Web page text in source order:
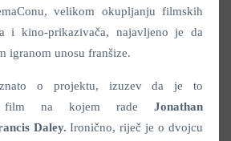
velikom okupljanju filmskih
i kino-prikazivača, najavljeno je da
igranom unosu franšize.
o projektu, izuzev da je to
film na kojem rade Jonathan
Daley.Ironično, riječ je o dvojcu